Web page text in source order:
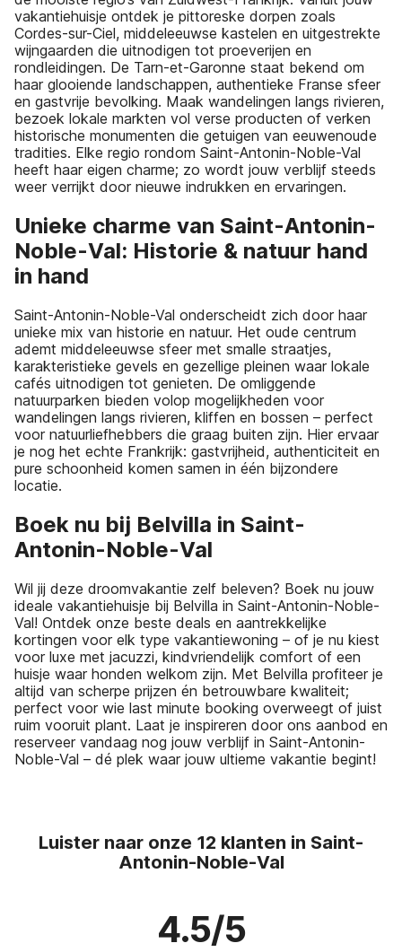
vakantiehuisje ontdek je pittoreske dorpen zoals
Cordes-sur-Ciel, middeleeuwse kastelen en uitgestrekte
wijngaarden die uitnodigen tot proeverijen en
rondleidingen. De Tarn-et-Garonne staat bekend om
haar glooiende landschappen, authentieke Franse sfeer
en gastvrije bevolking. Maak wandelingen langs rivieren,
bezoek lokale markten vol verse producten of verken
historische monumenten die getuigen van eeuwenoude
tradities. Elke regio rondom Saint-Antonin-Noble-Val
heeft haar eigen charme; zo wordt jouw verblijf steeds
weer verrijkt door nieuwe indrukken en ervaringen.
Unieke charme van Saint-Antonin-
Noble-Val: Historie & natuur hand
in hand
Saint-Antonin-Noble-Val onderscheidt zich door haar
unieke mix van historie en natuur. Het oude centrum
ademt middeleeuwse sfeer met smalle straatjes,
karakteristieke gevels en gezellige pleinen waar lokale
cafés uitnodigen tot genieten. De omliggende
natuurparken bieden volop mogelijkheden voor
wandelingen langs rivieren, kliffen en bossen – perfect
voor natuurliefhebbers die graag buiten zijn. Hier ervaar
je nog het echte Frankrijk: gastvrijheid, authenticiteit en
pure schoonheid komen samen in één bijzondere
locatie.
Boek nu bij Belvilla in Saint-
Antonin-Noble-Val
Wil jij deze droomvakantie zelf beleven? Boek nu jouw
ideale vakantiehuisje bij Belvilla in Saint-Antonin-Noble-
Val! Ontdek onze beste deals en aantrekkelijke
kortingen voor elk type vakantiewoning – of je nu kiest
voor luxe met jacuzzi, kindvriendelijk comfort of een
huisje waar honden welkom zijn. Met Belvilla profiteer je
altijd van scherpe prijzen én betrouwbare kwaliteit;
perfect voor wie last minute booking overweegt of juist
ruim vooruit plant. Laat je inspireren door ons aanbod en
reserveer vandaag nog jouw verblijf in Saint-Antonin-
Noble-Val – dé plek waar jouw ultieme vakantie begint!
Luister naar onze 12 klanten in Saint-
Antonin-Noble-Val
4.5/5